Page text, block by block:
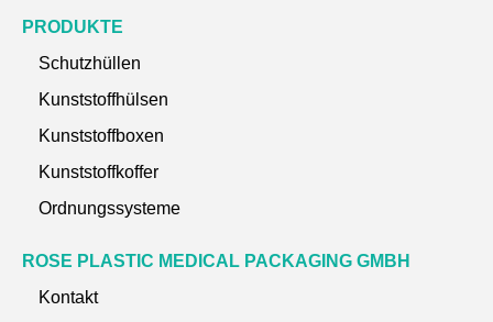
PRODUKTE
Schutzhüllen
Kunststoffhülsen
Kunststoffboxen
Kunststoffkoffer
Ordnungssysteme
ROSE PLASTIC MEDICAL PACKAGING GMBH
Kontakt